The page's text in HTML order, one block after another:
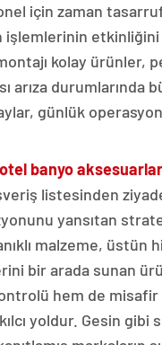
için zaman
etkinliğini
kolay ürünler,
arıza durumlarında
günlük
otel banyo
listesinden
yansıtan
malzeme, üstün
bir arada sunan
hem de
yoldur. Gesin gibi